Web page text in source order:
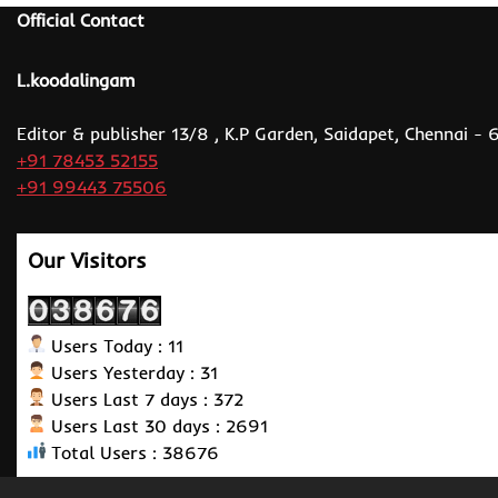
Official Contact
L.koodalingam
Editor & publisher 13/8 , K.P Garden, Saidapet, Chennai -
+91 78453 52155
+91 99443 75506
Our Visitors
Users Today : 11
Users Yesterday : 31
Users Last 7 days : 372
Users Last 30 days : 2691
Total Users : 38676